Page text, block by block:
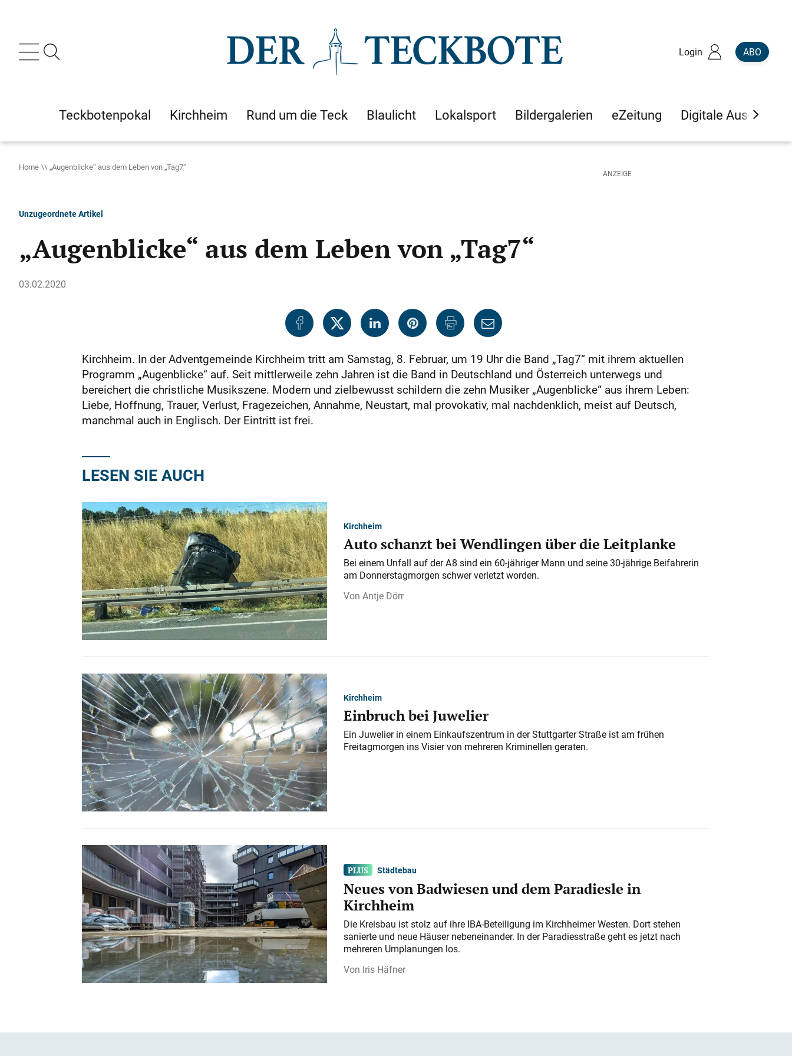
Login ABO
Teckbotenpokal Kirchheim Rund um die Teck Blaulicht Lokalsport Bildergalerien eZeitung Digitale Ausgaben
Home „Augenblicke“ aus dem Leben von „Tag7“
Unzugeordnete Artikel
„Augenblicke“ aus dem Leben von „Tag7“
03.02.2020
Kirchheim. In der Adventgemeinde Kirchheim tritt am Samstag, 8. Februar, um 19 Uhr die Band „Tag7“ mit ihrem aktuellen
Programm „Augenblicke“ auf. Seit mittlerweile zehn Jahren ist die Band in Deutschland und Österreich unterwegs und
bereichert die christliche Musikszene. Modern und zielbewusst schildern die zehn Musiker „Augenblicke“ aus ihrem Leben:
Liebe, Hoffnung, Trauer, Verlust, Fragezeichen, Annahme, Neustart, mal provokativ, mal nachdenklich, meist auf Deutsch,
manchmal auch in Englisch. Der Eintritt ist frei.
LESEN SIE AUCH
Kirchheim
Auto schanzt bei Wendlingen über die Leitplanke
Bei einem Unfall auf der A 8 sind ein 60-jähriger Mann und seine 30-jährige Beifahrerin
am Donnerstagmorgen schwer verletzt worden.
Antje Dörr
Kirchheim
Einbruch bei Juwelier
Ein Juwelier in einem Einkaufszentrum in der Stuttgarter Straße ist am frühen
Freitagmorgen ins Visier von mehreren Kriminellen geraten.
Städtebau
Neues von Badwiesen und dem Paradiesle in
Kirchheim
Die Kreisbau ist stolz auf ihre IBA-Beteiligung im Kirchheimer Westen. Dort stehen
sanierte und neue Häuser nebeneinander. In der Paradiesstraße geht es jetzt nach
mehreren Umplanungen los.
Iris Häfner